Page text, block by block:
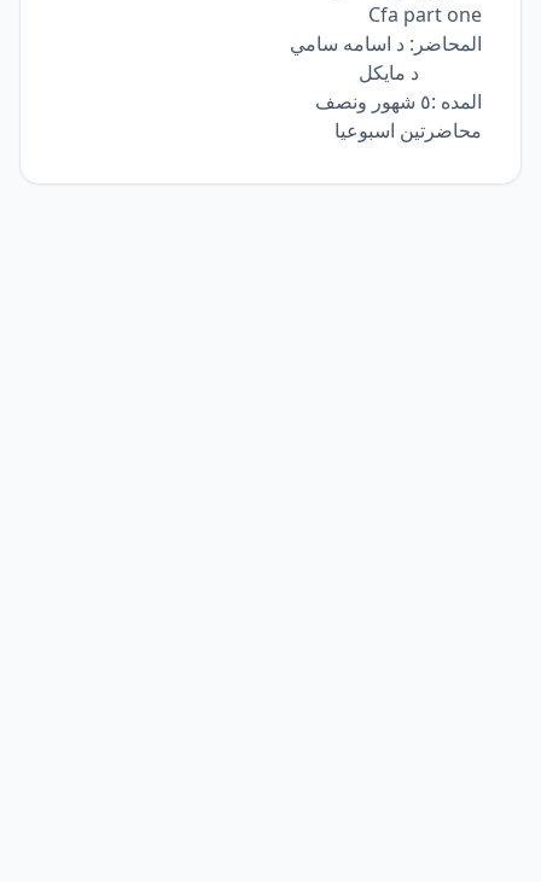
Cfa part one
المحاضر: د اسامه سامي
د مايكل
المده :٥ شهور ونصف
محاضرتين اسبوعيا